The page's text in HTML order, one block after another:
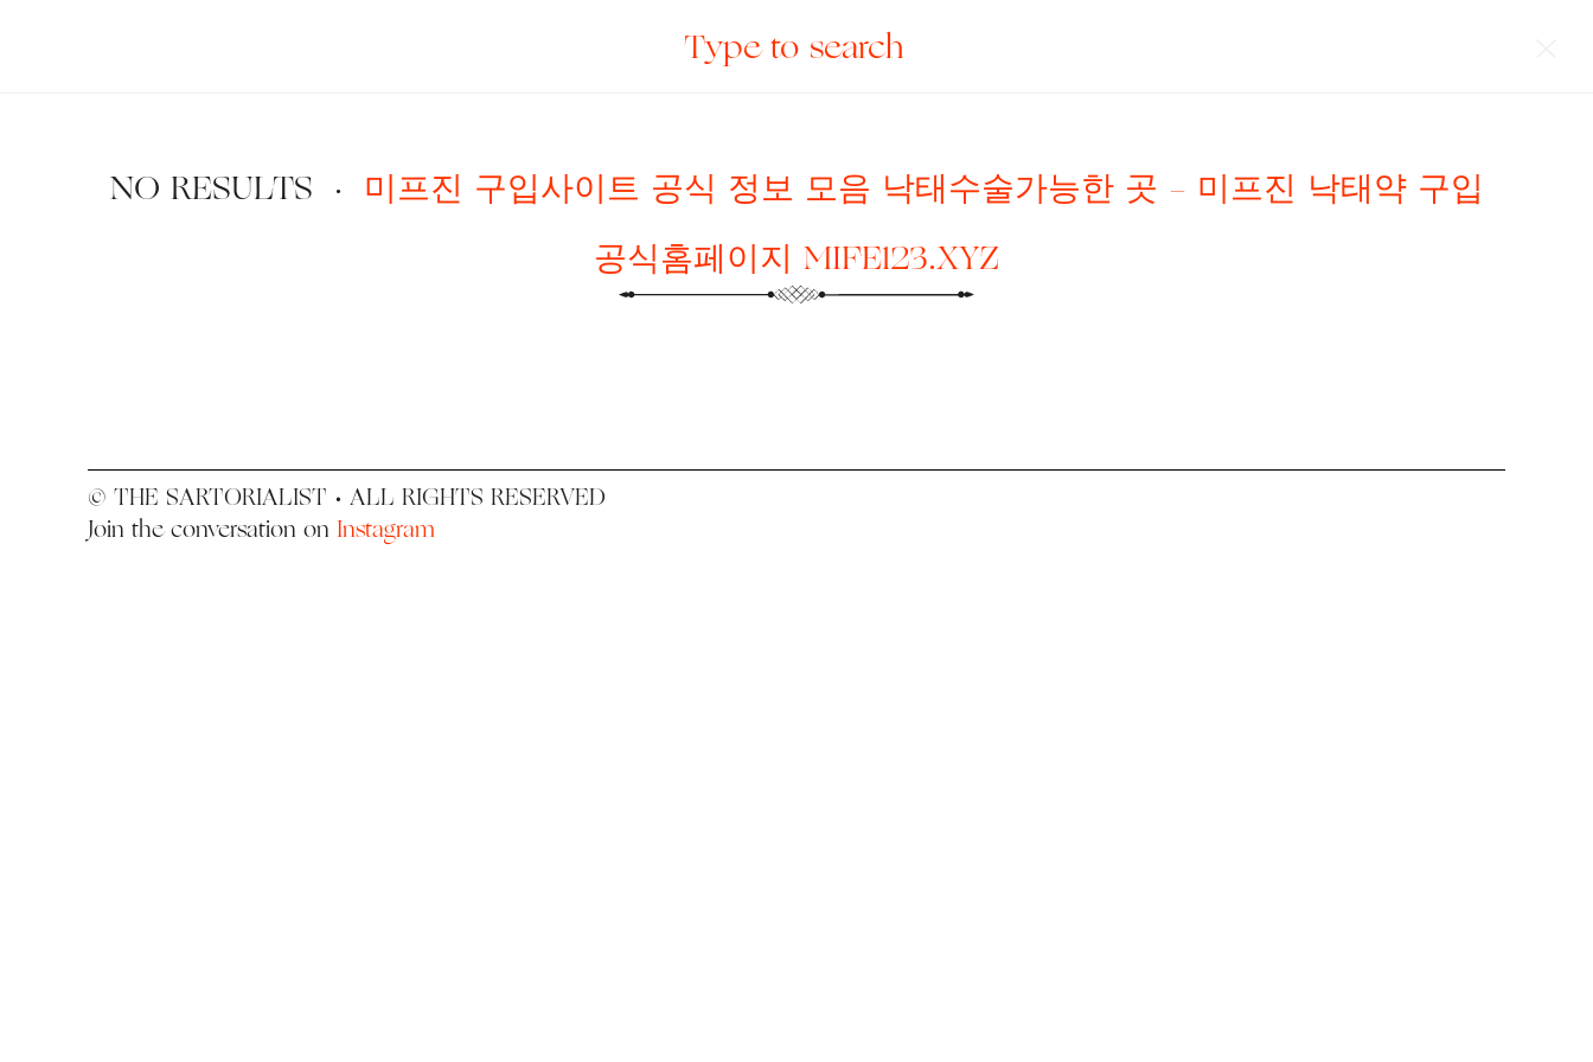
Sartorialist
NO RESULTS · 미프진 구입사이트 공식 정보 모음 낙태수술가능한 곳 - 미프진 낙태약 구입
공식홈페이지 MIFE123.XYZ
© THE SARTORIALIST • ALL RIGHTS RESERVED
Join the conversation on Instagram